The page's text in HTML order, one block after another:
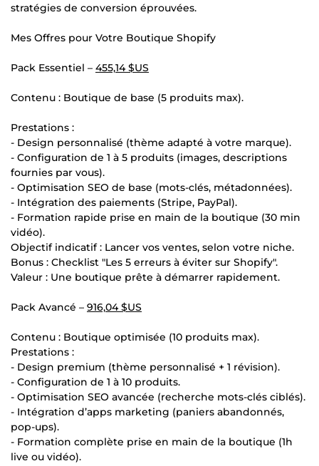
stratégies de conversion éprouvées.
Mes Offres pour Votre Boutique Shopify
Pack Essentiel – 455,14 $US
Contenu : Boutique de base (5 produits max).
Prestations :
- Design personnalisé (thème adapté à votre marque).
- Configuration de 1 à 5 produits (images, descriptions
fournies par vous).
- Optimisation SEO de base (mots-clés, métadonnées).
- Intégration des paiements (Stripe, PayPal).
- Formation rapide prise en main de la boutique (30 min
vidéo).
Objectif indicatif : Lancer vos ventes, selon votre niche.
Bonus : Checklist "Les 5 erreurs à éviter sur Shopify".
Valeur : Une boutique prête à démarrer rapidement.
Pack Avancé – 916,04 $US
Contenu : Boutique optimisée (10 produits max).
Prestations :
- Design premium (thème personnalisé + 1 révision).
- Configuration de 1 à 10 produits.
- Optimisation SEO avancée (recherche mots-clés ciblés).
- Intégration d’apps marketing (paniers abandonnés,
pop-ups).
- Formation complète prise en main de la boutique (1h
live ou vidéo).